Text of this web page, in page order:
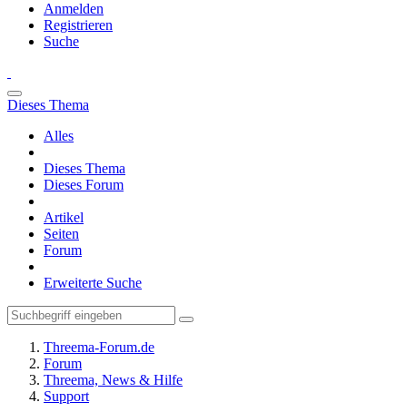
Anmelden
Registrieren
Suche
Dieses Thema
Alles
Dieses Thema
Dieses Forum
Artikel
Seiten
Forum
Erweiterte Suche
Threema-Forum.de
Forum
Threema, News & Hilfe
Support